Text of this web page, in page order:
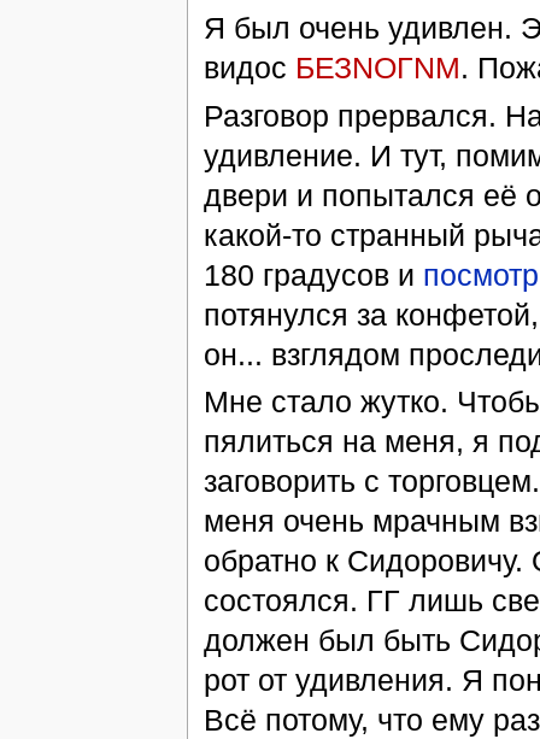
Я был очень удивлен.
видос БЕЗNОГNM.
Разговор прервался.
удивление. И тут,
двери и попытался её
какой-то странный
180 градусов и
потянулся за
он... взглядом
Мне стало жутко.
пялиться на меня, я
заговорить с
меня очень мрачным
обратно к
состоялся. ГГ лишь
должен был быть
рот от удивления. Я
Всё потому, что ему